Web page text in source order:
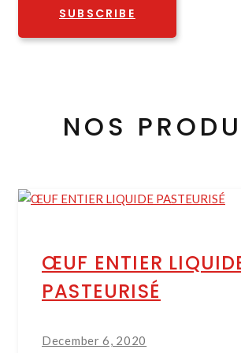
SUBSCRIBE
NOS
ŒUF ENTIER
PASTEURISÉ
December 6, 2020